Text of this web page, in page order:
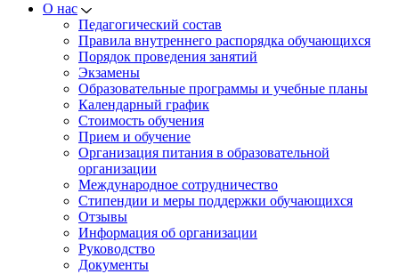
О нас
Педагогический состав
Правила внутреннего распорядка обучающихся
Порядок проведения занятий
Экзамены
Образовательные программы и учебные планы
Календарный график
Стоимость обучения
Прием и обучение
Организация питания в образовательной
организации
Международное сотрудничество
Стипендии и меры поддержки обучающихся
Отзывы
Информация об организации
Руководство
Документы